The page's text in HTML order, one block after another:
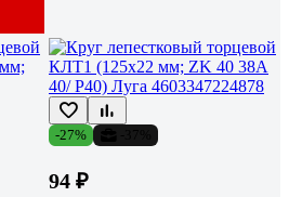
-27%
94 ₽